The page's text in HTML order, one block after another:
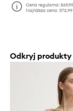
Cena regularna:
Najniższa cena:372,99
Odkryj